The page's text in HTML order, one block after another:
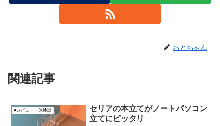
おとちゃん
関連記事
●レビュー・体験談
セリアの本立てがノートパソコン
立てにピッタリ